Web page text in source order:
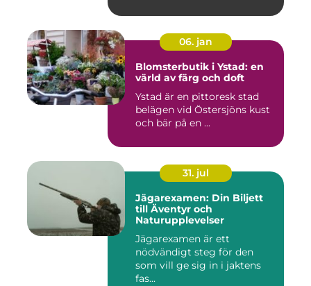
06. jan
Blomsterbutik i Ystad: en
värld av färg och doft
Ystad är en pittoresk stad
belägen vid Östersjöns kust
och bär på en ...
31. jul
Jägarexamen: Din Biljett
till Äventyr och
Naturupplevelser
Jägarexamen är ett
nödvändigt steg för den
som vill ge sig in i jaktens
fas...